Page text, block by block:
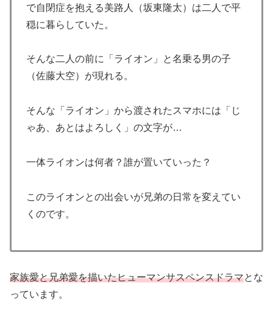
で自閉症を抱える美路人（坂東隆太）は二人で平
穏に暮らしていた。
そんな二人の前に「ライオン」と名乗る男の子
（佐藤大空）が現れる。
そんな「ライオン」から渡されたスマホには「じ
ゃあ、あとはよろしく」の文字が…
一体ライオンは何者？誰が置いていった？
このライオンとの出会いが兄弟の日常を変えてい
くのです。
家族愛と兄弟愛を描いたヒューマンサスペンスドラマとな
っています。